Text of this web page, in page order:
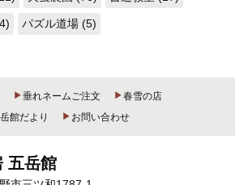
パズル道場 (5)
垂れネームご注文
春雪の店
館だより お問い合わせ
五岳館